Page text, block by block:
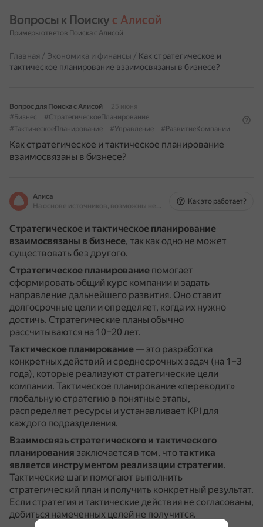
Вопросы к Поиску с Алисой
Примеры ответов Поиска с Алисой
Главная / Экономика и финансы / Как стратегическое и
тактическое планирование взаимосвязаны в бизнесе?
Вопрос для Поиска с Алисой
25 июня
#Бизнес
#СтратегическоеПланирование
#ТактическоеПланирование
#Управление #РазвитиеКомпании
Как стратегическое и тактическое планирование
взаимосвязаны в бизнесе?
Алиса
На основе источников, возможны неточности
Как это работает?
Стратегическое и тактическое планирование
взаимосвязаны в бизнесе, так как одно не может
существовать без другого.
Стратегическое планирование помогает
сформировать общий курс компании и задать
направление дальнейшего развития. Оно ставит
долгосрочные цели и определяет, когда их нужно
достичь. Стратегические планы обычно
рассчитываются на 10–20 лет.
Тактическое планирование — это разработка
конкретных действий и среднесрочных задач (на 1–3
года), которые реализуют стратегические цели
компании. Тактическое планирование «переводит»
глобальную стратегию в понятные этапы,
распределяет ресурсы и устанавливает KPI для
каждого подразделения.
Взаимосвязь стратегического и тактического
планирования заключается в том, чтотактика
является инструментом реализации стратегии.
Тактические шаги помогают выполнить
стратегический план и получить конкретный результат.
Если стратегия и тактические действия не согласованы,
добиться намеченных целей не получится.